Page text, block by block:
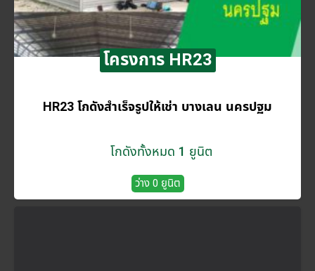
โครงการ HR23
HR23 โกดังสำเร็จรูปให้เช่า บางเลน นครปฐม
โกดังทั้งหมด 1 ยูนิต
ว่าง 0 ยูนิต